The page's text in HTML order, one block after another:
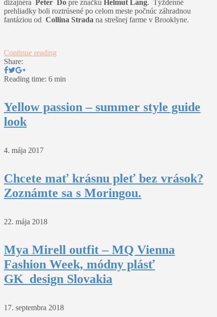
dizajnéra Peter Do pre značku Helmut Lang. Týždenné
prehliadky boli roztrúsené po celom meste počnúc záhradnou
fantáziou od Collina Strada na strešnej farme v Brooklyne.
Continue reading
Share:
Reading time: 6 min
Yellow passion – summer style guide
look
4. mája 2017
Chcete mať krásnu pleť bez vrások?
Zoznámte sa s Moringou.
22. mája 2018
Mya Mirell outfit – MQ Vienna
Fashion Week, módny plásť
GK_design Slovakia
17. septembra 2018